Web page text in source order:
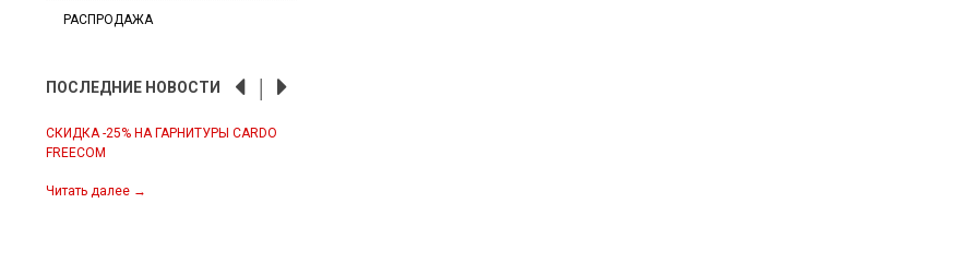
РАСПРОДАЖА
ПОСЛЕДНИЕ НОВОСТИ
СКИДКА -25% НА ГАРНИТУРЫ CARDO
FREECOM
Читать далее →